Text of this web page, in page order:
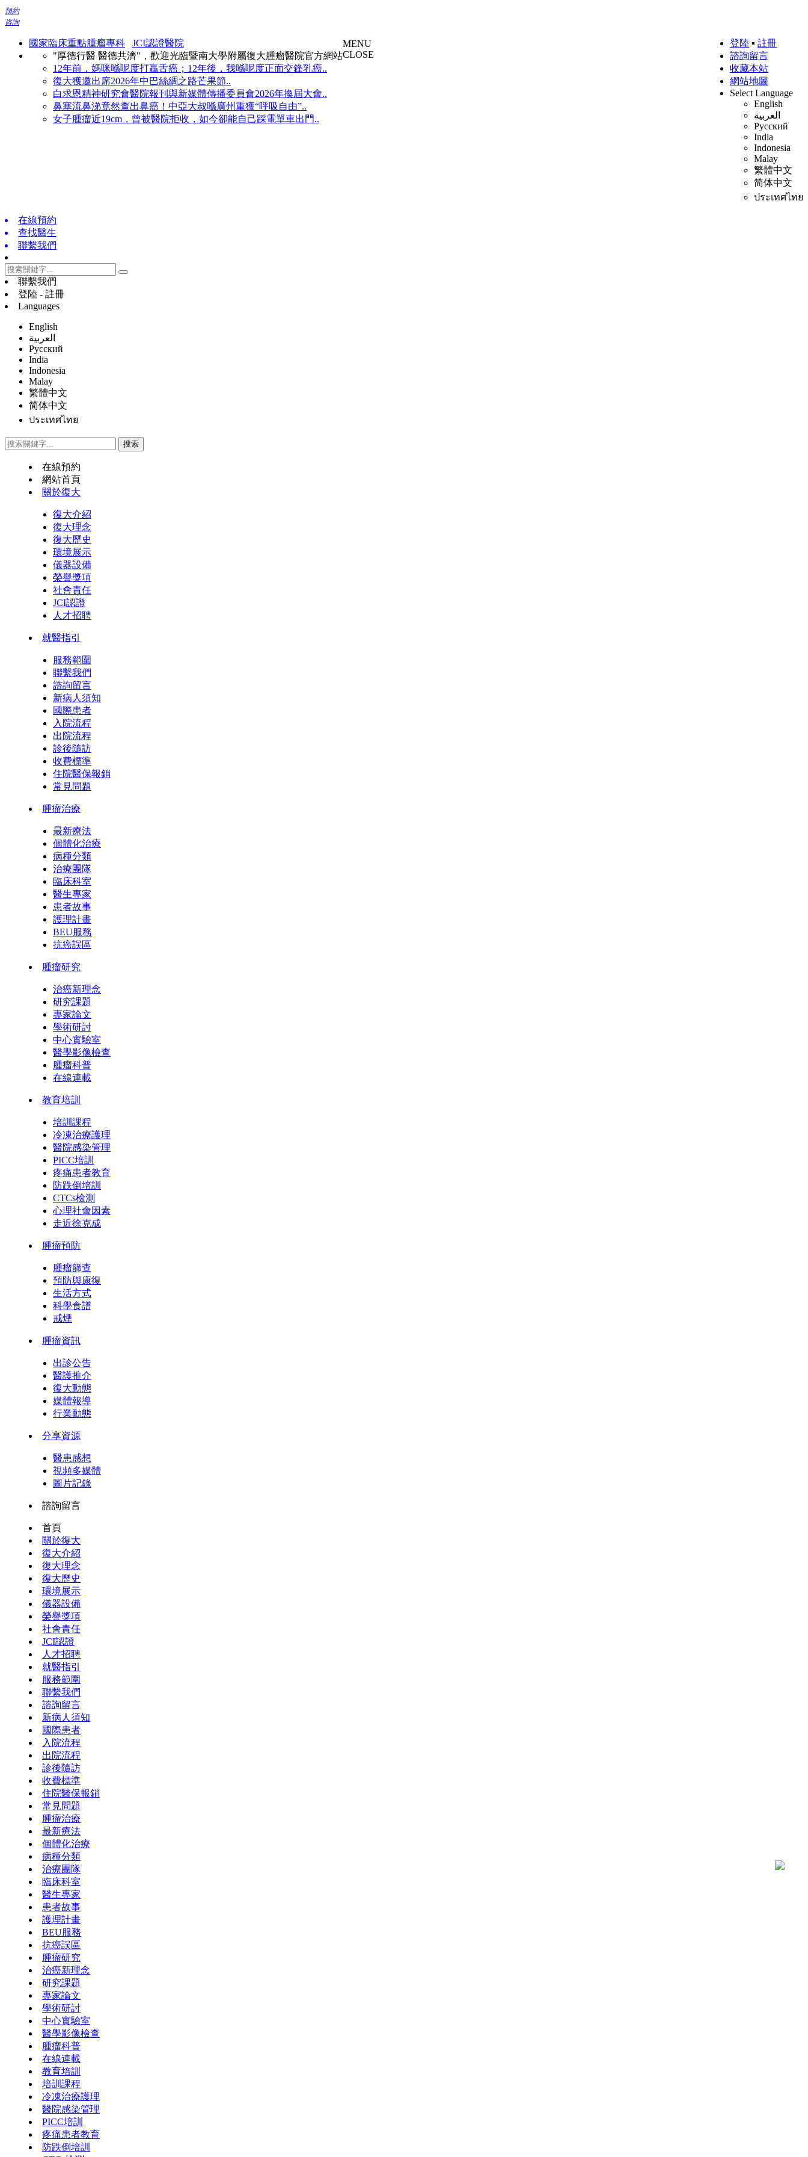
預約
咨詢
國家臨床重點腫瘤專科
JCI認證醫院
"厚德行醫 醫德共濟"，歡迎光臨暨南大學附屬復大腫瘤醫院官方網站
12年前，媽咪喺呢度打贏舌癌；12年後，我喺呢度正面交鋒乳癌..
復大獲邀出席2026年中巴絲綢之路芒果節..
白求恩精神研究會醫院報刊與新媒體傳播委員會2026年換屆大會..
鼻塞流鼻涕竟然查出鼻癌！中亞大叔喺廣州重獲“呼吸自由”..
女子腫瘤近19cm，曾被醫院拒收，如今卻能自己踩電單車出門..
登陸 ▪ 註冊
諮詢留言
收藏本站
網站地圖
Select Language
English
العربية
Русский
India
Indonesia
Malay
繁體中文
简体中文
ประเทศไทย
MENU
CLOSE
在線預約
查找醫生
聯繫我們
聯繫我們
登陸 - 註冊
Languages
English
العربية
Русский
India
Indonesia
Malay
繁體中文
简体中文
ประเทศไทย
在線預約
網站首頁
關於復大
復大介紹
復大理念
復大歷史
環境展示
儀器設備
榮譽獎項
社會責任
JCI認證
人才招聘
就醫指引
服務範圍
聯繫我們
諮詢留言
新病人須知
國際患者
入院流程
出院流程
診後隨訪
收費標準
住院醫保報銷
常見問題
腫瘤治療
最新療法
個體化治療
病種分類
治療團隊
臨床科室
醫生專家
患者故事
護理計畫
BEU服務
抗癌誤區
腫瘤研究
治癌新理念
研究課題
專家論文
學術研討
中心實驗室
醫學影像檢查
腫瘤科普
在線連載
教育培訓
培訓課程
冷凍治療護理
醫院感染管理
PICC培訓
疼痛患者教育
防跌倒培訓
CTCs檢測
心理社會因素
走近徐克成
腫瘤預防
腫瘤篩查
預防與康復
生活方式
科學食譜
戒煙
腫瘤資訊
出診公告
醫護推介
復大動態
媒體報導
行業動態
分享資源
醫患感想
視頻多媒體
圖片記錄
諮詢留言
首頁
關於復大
復大介紹
復大理念
復大歷史
環境展示
儀器設備
榮譽獎項
社會責任
JCI認證
人才招聘
就醫指引
服務範圍
聯繫我們
諮詢留言
新病人須知
國際患者
入院流程
出院流程
診後隨訪
收費標準
住院醫保報銷
常見問題
腫瘤治療
最新療法
個體化治療
病種分類
治療團隊
臨床科室
醫生專家
患者故事
護理計畫
BEU服務
抗癌誤區
腫瘤研究
治癌新理念
研究課題
專家論文
學術研討
中心實驗室
醫學影像檢查
腫瘤科普
在線連載
教育培訓
培訓課程
冷凍治療護理
醫院感染管理
PICC培訓
疼痛患者教育
防跌倒培訓